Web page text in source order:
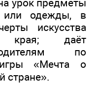
урок предметы
или одежды, в
искусства
края; даёт
по
«Мечта о
стране».